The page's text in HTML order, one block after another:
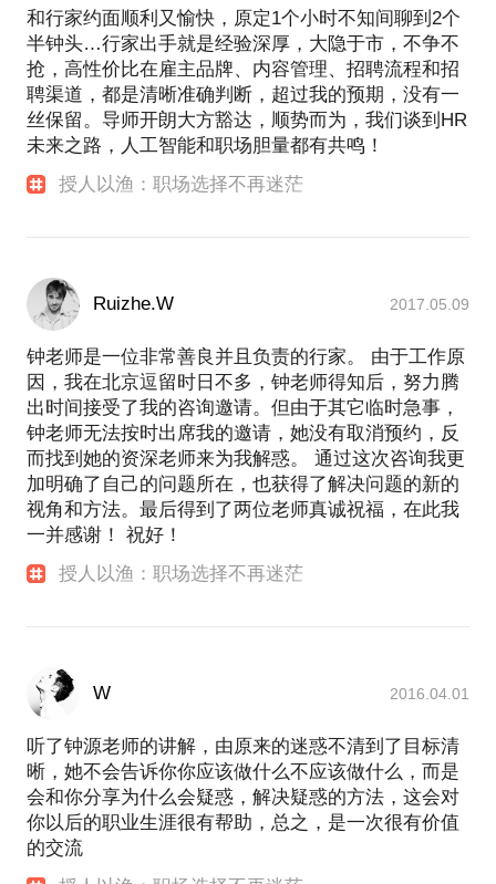
和行家约面顺利又愉快，原定1个小时不知间聊到2个
半钟头…行家出手就是经验深厚，大隐于市，不争不
抢，高性价比在雇主品牌、内容管理、招聘流程和招
聘渠道，都是清晰准确判断，超过我的预期，没有一
丝保留。导师开朗大方豁达，顺势而为，我们谈到HR
未来之路，人工智能和职场胆量都有共鸣！
授人以渔：职场选择不再迷茫
Ruizhe.W 2017.05.09
钟老师是一位非常善良并且负责的行家。 由于工作原
因，我在北京逗留时日不多，钟老师得知后，努力腾
出时间接受了我的咨询邀请。但由于其它临时急事，
钟老师无法按时出席我的邀请，她没有取消预约，反
而找到她的资深老师来为我解惑。 通过这次咨询我更
加明确了自己的问题所在，也获得了解决问题的新的
视角和方法。最后得到了两位老师真诚祝福，在此我
一并感谢！ 祝好！
授人以渔：职场选择不再迷茫
W 2016.04.01
听了钟源老师的讲解，由原来的迷惑不清到了目标清
晰，她不会告诉你你应该做什么不应该做什么，而是
会和你分享为什么会疑惑，解决疑惑的方法，这会对
你以后的职业生涯很有帮助，总之，是一次很有价值
的交流